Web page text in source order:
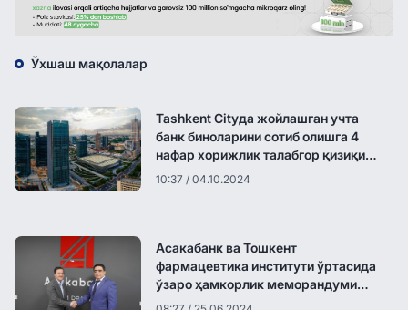
Ўхшаш мақолалар
Tashkent Cityда жойлашган учта
банк биноларини сотиб олишга 4
нафар хорижлик талабгор қизиқиш
билдирди
10:37 / 04.10.2024
Асакабанк ва Тошкент
фармацевтика институти ўртасида
ўзаро ҳамкорлик меморандуми
имзоланди